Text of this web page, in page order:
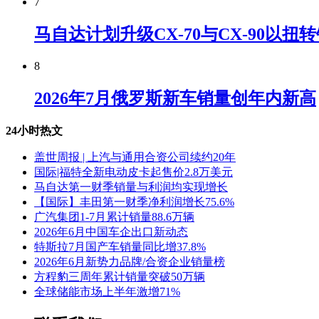
马自达计划升级CX-70与CX-90以扭
8
2026年7月俄罗斯新车销量创年内新高
24小时热文
盖世周报 | 上汽与通用合资公司续约20年
国际|福特全新电动皮卡起售价2.8万美元
马自达第一财季销量与利润均实现增长
【国际】丰田第一财季净利润增长75.6%
广汽集团1-7月累计销量88.6万辆
2026年6月中国车企出口新动态
特斯拉7月国产车销量同比增37.8%
2026年6月新势力品牌/合资企业销量榜
方程豹三周年累计销量突破50万辆
全球储能市场上半年激增71%